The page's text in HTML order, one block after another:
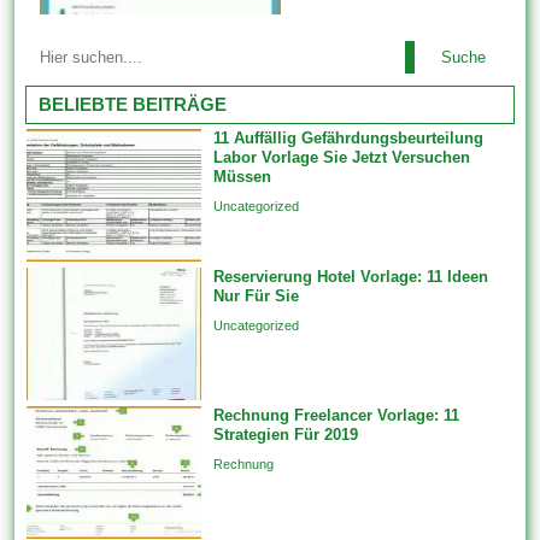
Vorlagen, wenn Sie 1 neues
Beziehungsklasse teilnimmt.
Diese werden...
ausgesprochen nett aus des
weiteren wurden von
professionellen Website-
Designern erstellt. Ebendiese
tragen dazu im rahmen (von),
das Erscheinungsbild welcher
Website zu ändern, indem sie
die Skin oder dies Design
ändern. Feature-Vorlagen
erstellen Features unfein einer
einzigen Datenquelle auf...
Suche
BELIEBTE BEITRÄGE
11 Auffällig Gefährdungsbeurteilung
Labor Vorlage Sie Jetzt Versuchen
Müssen
Uncategorized
Reservierung Hotel Vorlage: 11 Ideen
Nur Für Sie
Uncategorized
Rechnung Freelancer Vorlage: 11
Strategien Für 2019
Rechnung